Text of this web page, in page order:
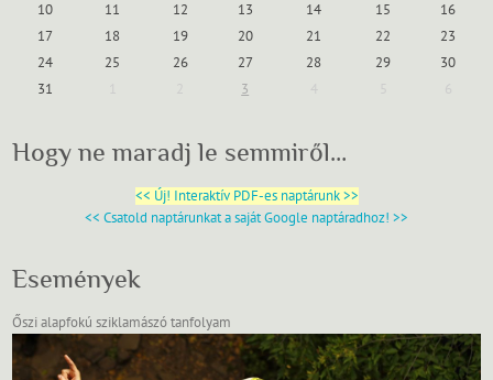
10
11 12 13 14 15
16
17
18 19 20 21 22
23
24
25 26 27 28 29
30
31
3
Hogy ne maradj le semmiről…
<< Új! Interaktív PDF-es naptárunk >>
<< Csatold naptárunkat a saját Google naptáradhoz! >>
Események
Őszi alapfokú sziklamászó tanfolyam